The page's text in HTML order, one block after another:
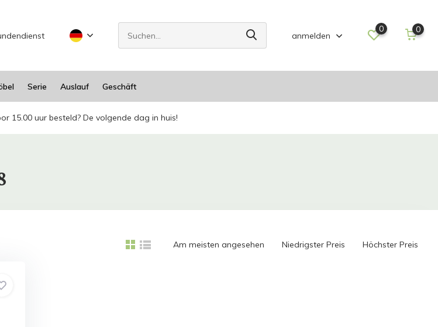
anmelden
0 0
Serie Auslauf Geschäft
15.00 uur besteld? De volgende dag in huis!
Am meisten angesehen Niedrigster Preis Höchster Preis